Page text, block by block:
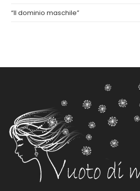
“Il dominio maschile”